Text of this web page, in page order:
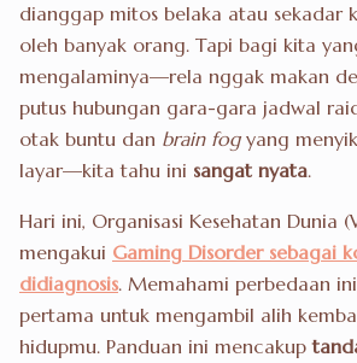
dianggap mitos belaka atau sekadar
oleh banyak orang. Tapi bagi kita
mengalaminya—rela nggak makan
putus hubungan gara-gara jadwal
otak buntu dan brain fogyang
layar—kita tahu ini sangat nyata.
Hari ini, Organisasi Kesehatan Dunia
mengakui Gaming Disorder sebagai
didiagnosis. Memahami perbedaan
pertama untuk mengambil alih
hidupmu. Panduan ini mencakup